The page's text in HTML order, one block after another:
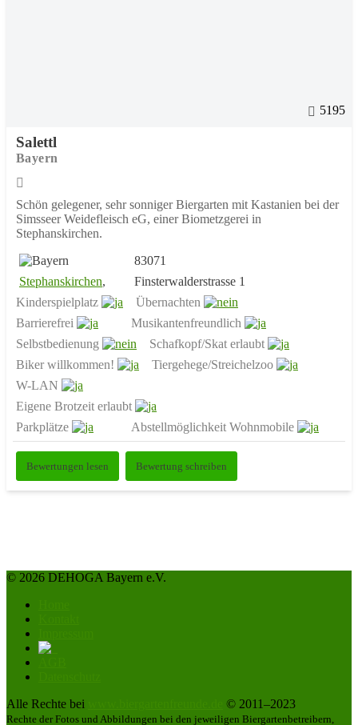
5195
Salettl
Bayern
Schön gelegener, sehr sonniger Biergarten mit Kastanien bei der
Simsseer Weidefleisch eG, einer Biometzgerei in
Stephanskirchen.
83071
Stephanskirchen,
Finsterwalderstrasse 1
Kinderspielplatz
Übernachten
Barrierefrei
Musikantenfreundlich
Selbstbedienung
Schafkopf/Skat erlaubt
Biker willkommen!
Tiergehege/Streichelzoo
W-LAN
Eigene Brotzeit erlaubt
Parkplätze
Abstellmöglichkeit Wohnmobile
Bewertungen lesen Bewertung schreiben
© 2026 DEHOGA Bayern e.V.
Alle Rechte bei
© 2011–2023
Rechte der Fotos und Abbildungen bei den jeweiligen Biergartenbetreibern,